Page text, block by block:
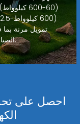
تمويل مرنة
الصناعية المتاحة للمشاريع التجارية.
احصل على